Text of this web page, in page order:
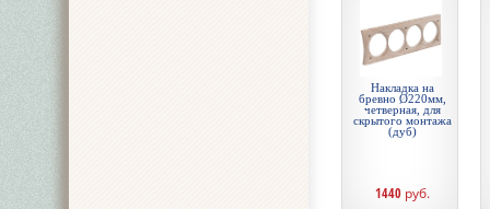
Накладка на
бревно Ø220мм,
четверная, для
скрытого монтажа
(дуб)
1440 руб.